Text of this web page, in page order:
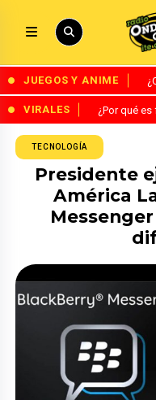
JUEGOS Y ANIME
VIRALES ¿Por qué
TECNOLOGÍA
Presidente
América